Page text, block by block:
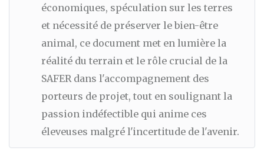
économiques, spéculation sur les terres
et nécessité de préserver le bien-être
animal, ce document met en lumière la
réalité du terrain et le rôle crucial de la
SAFER dans l'accompagnement des
porteurs de projet, tout en soulignant la
passion indéfectible qui anime ces
éleveuses malgré l'incertitude de l'avenir.